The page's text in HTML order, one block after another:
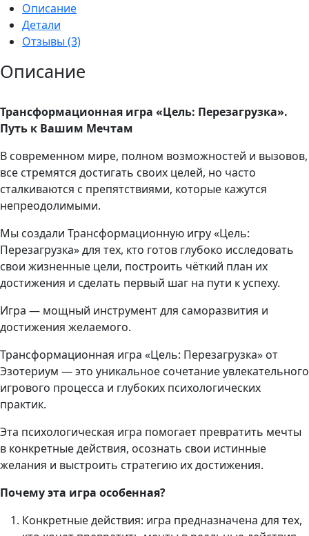
Описание
Детали
Отзывы (3)
Описание
Трансформационная игра «Цель: Перезагрузка».
Путь к Вашим Мечтам
В современном мире, полном возможностей и вызовов,
все стремятся достигать своих целей, но часто
сталкиваются с препятствиями, которые кажутся
непреодолимыми.
Мы создали Трансформационную игру «Цель:
Перезагрузка» для тех, кто готов глубоко исследовать
свои жизненные цели, построить чёткий план их
достижения и сделать первый шаг на пути к успеху.
Игра — мощный инструмент для саморазвития и
достижения желаемого.
Трансформационная игра «Цель: Перезагрузка» от
Эзотериум — это уникальное сочетание увлекательного
игрового процесса и глубоких психологических
практик.
Эта психологическая игра помогает превратить мечты
в конкретные действия, осознать свои истинные
желания и выстроить стратегию их достижения.
Почемуэта игра особенная?
Конкретные действия: игра предназначена для тех,